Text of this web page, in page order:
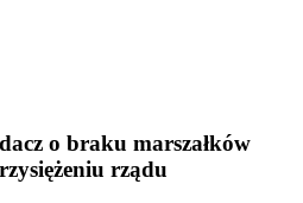
o braku marszałków
rządu